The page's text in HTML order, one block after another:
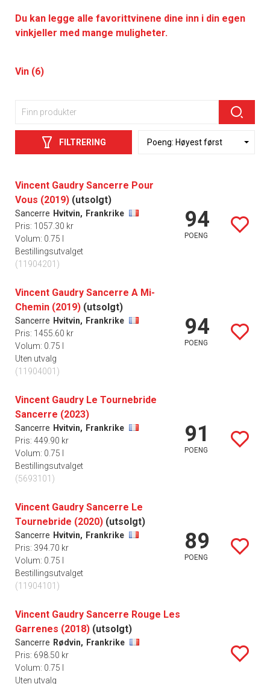
Du kan legge alle favorittvinene dine inn i din egen
vinkjeller med mange muligheter.
Vin (6)
FILTRERING
Vincent Gaudry Sancerre Pour
Vous (2019) (utsolgt)
Sancerre Hvitvin, Frankrike
Pris: 1057.30 kr
Volum: 0.75 l
Bestillingsutvalget
(11904201)
94
POENG
Vincent Gaudry Sancerre A Mi-
Chemin (2019) (utsolgt)
Sancerre Hvitvin, Frankrike
Pris: 1455.60 kr
Volum: 0.75 l
Uten utvalg
(11904001)
94
POENG
Vincent Gaudry Le Tournebride
Sancerre (2023)
Sancerre Hvitvin, Frankrike
Pris: 449.90 kr
Volum: 0.75 l
Bestillingsutvalget
(5693101)
91
POENG
Vincent Gaudry Sancerre Le
Tournebride (2020) (utsolgt)
Sancerre Hvitvin, Frankrike
Pris: 394.70 kr
Volum: 0.75 l
Bestillingsutvalget
(11904101)
89
POENG
Vincent Gaudry Sancerre Rouge Les
Garrenes (2018) (utsolgt)
Sancerre Rødvin, Frankrike
Pris: 698.50 kr
Volum: 0.75 l
Uten utvalg